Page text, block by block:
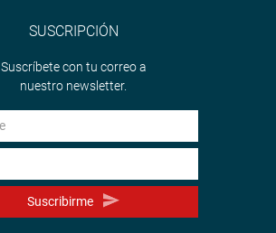
SUSCRIPCIÓN
Suscríbete con tu correo a
nuestro newsletter.
Suscribirme